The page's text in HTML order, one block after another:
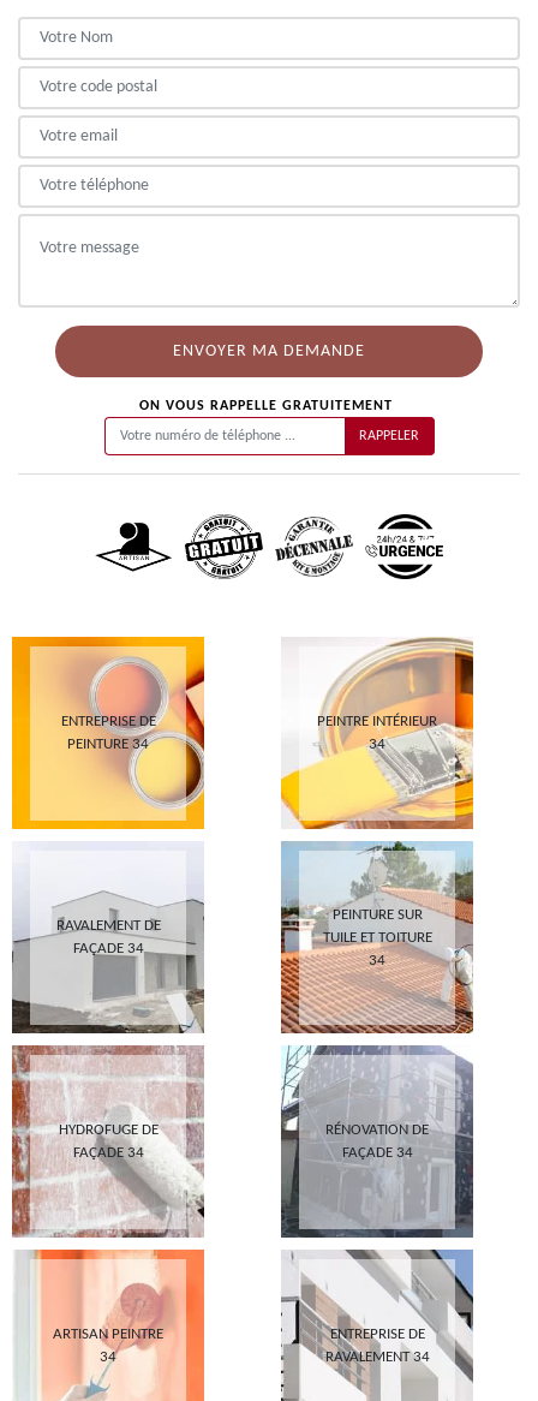
ON VOUS RAPPELLE GRATUITEMENT
ENTREPRISE DE
PEINTURE 34
PEINTRE INTÉRIEUR
34
RAVALEMENT DE
FAÇADE 34
PEINTURE SUR
TUILE ET TOITURE
34
HYDROFUGE DE
FAÇADE 34
RÉNOVATION DE
FAÇADE 34
ARTISAN PEINTRE
34
ENTREPRISE DE
RAVALEMENT 34